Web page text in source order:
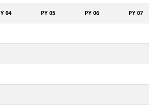
04 PY 05 PY 06 PY 07